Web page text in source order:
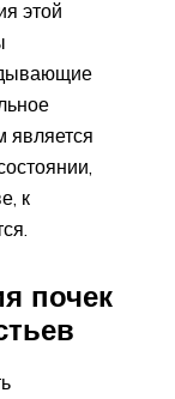
этой
является
к
почек